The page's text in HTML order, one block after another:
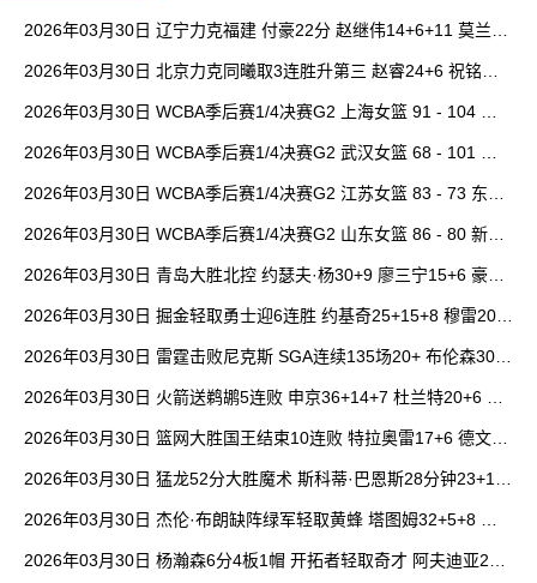
2026年03月30日 辽宁力克福建 付豪22分 赵继伟14+6+11 莫兰德
2026年03月30日 北京力克同曦取3连胜升第三 赵睿24+6 祝铭震1
2026年03月30日 WCBA季后赛1/4决赛G2 上海女篮 91 - 104 四
2026年03月30日 WCBA季后赛1/4决赛G2 武汉女篮 68 - 101 山
2026年03月30日 WCBA季后赛1/4决赛G2 江苏女篮 83 - 73 东莞
2026年03月30日 WCBA季后赛1/4决赛G2 山东女篮 86 - 80 新疆
2026年03月30日 青岛大胜北控 约瑟夫·杨30+9 廖三宁15+6 豪斯
2026年03月30日 掘金轻取勇士迎6连胜 约基奇25+15+8 穆雷20+
2026年03月30日 雷霆击败尼克斯 SGA连续135场20+ 布伦森30分
2026年03月30日 火箭送鹈鹕5连败 申京36+14+7 杜兰特20+6 锡
2026年03月30日 篮网大胜国王结束10连败 特拉奥雷17+6 德文·
2026年03月30日 猛龙52分大胜魔术 斯科蒂·巴恩斯28分钟23+15
2026年03月30日 杰伦·布朗缺阵绿军轻取黄蜂 塔图姆32+5+8 普
2026年03月30日 杨瀚森6分4板1帽 开拓者轻取奇才 阿夫迪亚20+